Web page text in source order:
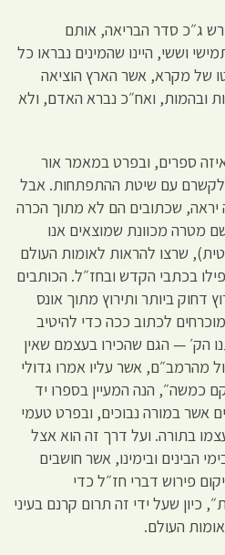
ג״כ סדר הבריאה, אותם
וששי, היינו שהמינים נבראו כל
של מקרא, אשר הארץ הוציאה
ובהמות, ואח״כ נברא האדם, ולא
ספרים, ובפרט במאמר אור
לקשרם עם שיטת ההתפתחות. אבל
יראה, שכתובים הם לא מתוך הכרה
מטרה מכוונת שמוצאים אנו
שרצו להראות לאומות העולם
בכתבי הקדש ובחז״ל. הכותבים
דחוק ביותר ותירוץ מתוך אונס
לכתוב ככה כדי להיטיב
הק׳ — הגם שהכירו בעצמם שאין
מהרמב״ם, אשר עליו אמרו גדולי
כמשה״, הנה המעיין בספרו יד
אשר במורה נבוכים, ובפרט טעמי
בתורה. ועל דרך זה הוא אצל
הבינים ובימינו, אשר חושבים
פירוש דברי חז״ל כדי
כיון שעל ידי זה תרום קרנם בעיני
העולם.